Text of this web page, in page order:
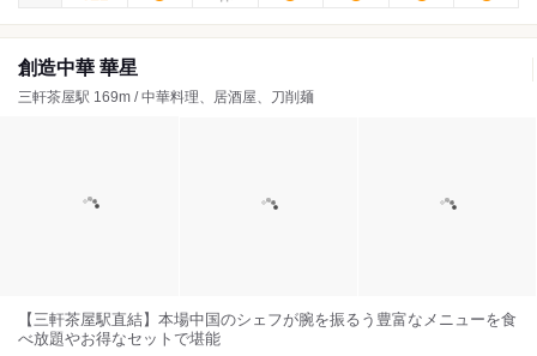
創造中華 華星
三軒茶屋駅 169m / 中華料理、居酒屋、刀削麺
【三軒茶屋駅直結】本場中国のシェフが腕を振るう豊富なメニューを食
べ放題やお得なセットで堪能